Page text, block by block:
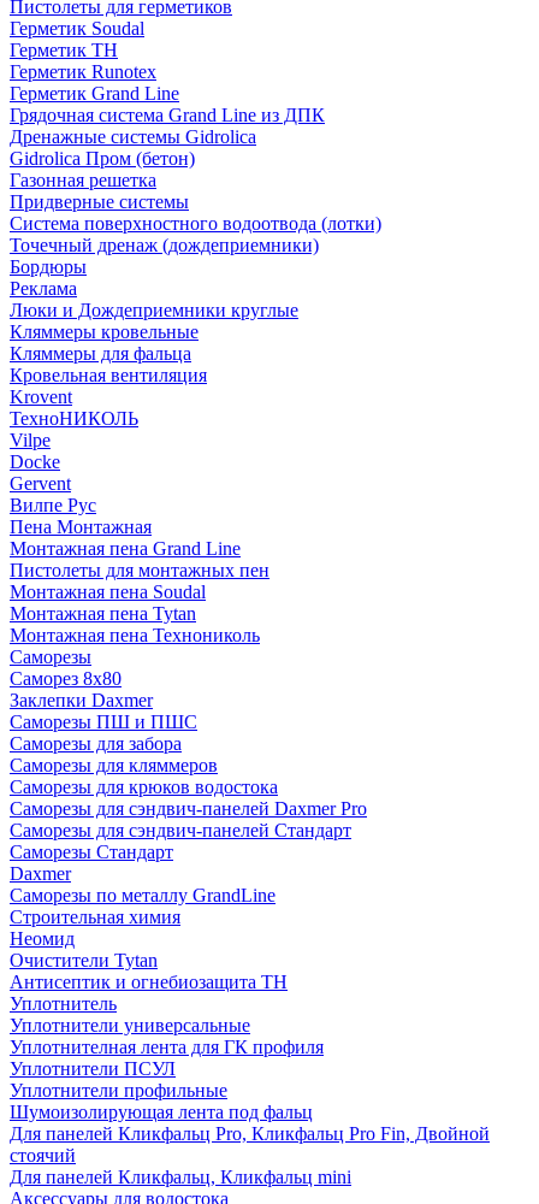
Пистолеты для герметиков
Герметик Soudal
Герметик ТН
Герметик Runotex
Герметик Grand Line
Грядочная система Grand Line из ДПК
Дренажные системы Gidrolica
Gidrolica Пром (бетон)
Газонная решетка
Придверные системы
Система поверхностного водоотвода (лотки)
Точечный дренаж (дождеприемники)
Бордюры
Рекламa
Люки и Дождеприемники круглые
Кляммеры кровельные
Кляммеры для фальца
Кровельная вентиляция
Krovent
ТехноНИКОЛЬ
Vilpe
Docke
Gervent
Вилпе Рус
Пена Монтажнaя
Монтажная пена Grand Linе
Пистолеты для монтажных пен
Монтажная пена Soudal
Монтажная пена Tytan
Монтажная пена Технониколь
Саморезы
Саморез 8х80
Заклепки Daxmer
Саморезы ПШ и ПШС
Саморезы для забора
Саморезы для кляммеров
Саморезы для крюков водостока
Саморезы для сэндвич-панелей Daxmer Pro
Саморезы для сэндвич-панелей Стандарт
Саморезы Стандарт
Daxmer
Саморезы по металлу GrandLine
Строительная химия
Неомид
Очистители Tytan
Антисептик и огнебиозащита ТН
Уплотнитель
Уплотнители универсальные
Уплотнителная лента для ГК профиля
Уплотнители ПСУЛ
Уплотнители профильные
Шумоизолирующая лента под фальц
Для панелей Кликфальц Pro, Кликфальц Pro Fin, Двойной
стоячий
Для панелей Кликфальц, Кликфальц mini
Аксессуары для водостока